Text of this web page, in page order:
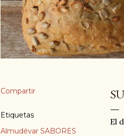
Compartir
Etiquetas
Almudévar SABORES
El